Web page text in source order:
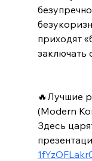
приходят
заключать
🔥Лучшие
(Modern
Здесь